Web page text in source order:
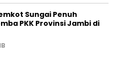
Sungai Penuh
PKK Provinsi Jambi di